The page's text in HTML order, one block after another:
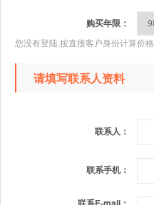
购买年限：
您没有登陆,按直接客户身份计算价格
请填写联系人资料
联系人：
联系手机：